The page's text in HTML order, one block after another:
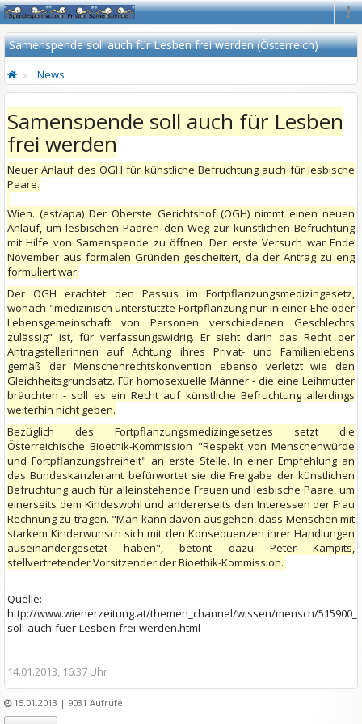
Samenspende soll auch für Lesben frei werden (Österreich)
News
Samenspende soll auch für Lesben
frei werden
Neuer Anlauf des OGH für künstliche Befruchtung auch für lesbische
Paare.
Wien. (est/apa) Der Oberste Gerichtshof (OGH) nimmt einen neuen
Anlauf, um lesbischen Paaren den Weg zur künstlichen Befruchtung
mit Hilfe von Samenspende zu öffnen. Der erste Versuch war Ende
November aus formalen Gründen gescheitert, da der Antrag zu eng
formuliert war.
Der OGH erachtet den Passus im Fortpflanzungsmedizingesetz,
wonach "medizinisch unterstützte Fortpflanzung nur in einer Ehe oder
Lebensgemeinschaft von Personen verschiedenen Geschlechts
zulässig" ist, für verfassungswidrig. Er sieht darin das Recht der
Antragstellerinnen auf Achtung ihres Privat- und Familienlebens
gemäß der Menschenrechtskonvention ebenso verletzt wie den
Gleichheitsgrundsatz. Für homosexuelle Männer - die eine Leihmutter
bräuchten - soll es ein Recht auf künstliche Befruchtung allerdings
weiterhin nicht geben.
Bezüglich des Fortpflanzungsmedizingesetzes setzt die
Österreichische Bioethik-Kommission "Respekt von Menschenwürde
und Fortpflanzungsfreiheit" an erste Stelle. In einer Empfehlung an
das Bundeskanzleramt befürwortet sie die Freigabe der künstlichen
Befruchtung auch für alleinstehende Frauen und lesbische Paare, um
einerseits dem Kindeswohl und andererseits den Interessen der Frau
Rechnung zu tragen. "Man kann davon ausgehen, dass Menschen mit
starkem Kinderwunsch sich mit den Konsequenzen ihrer Handlungen
auseinandergesetzt haben", betont dazu Peter Kampits,
stellvertretender Vorsitzender der Bioethik-Kommission.
Quelle:
http://www.wienerzeitung.at/themen_channel/wissen/mensch/
soll-auch-fuer-Lesben-frei-werden.html
14.01.2013, 16:37 Uhr
15.01.2013 | 9031 Aufrufe